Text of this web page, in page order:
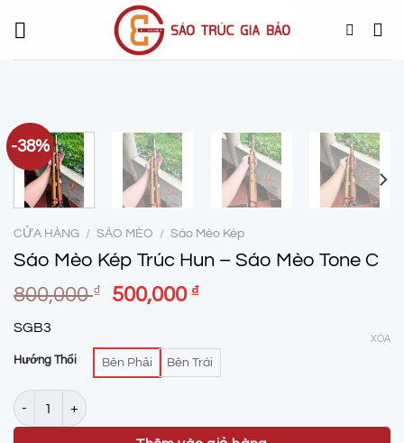
-38%
CỬA HÀNG / SÁO MÈO / Sáo Mèo Kép
Sáo Mèo Kép Trúc Hun – Sáo Mèo Tone C
800,000₫
Giá
800,000 ₫.
500,000 ₫Giá
là:
500,000 ₫.
SGB3
Hướng Thổi Bên Phải Bên Trái
XÓA
Sáo Mèo Kép Trúc Hun - Sáo Mèo Tone C số lượng